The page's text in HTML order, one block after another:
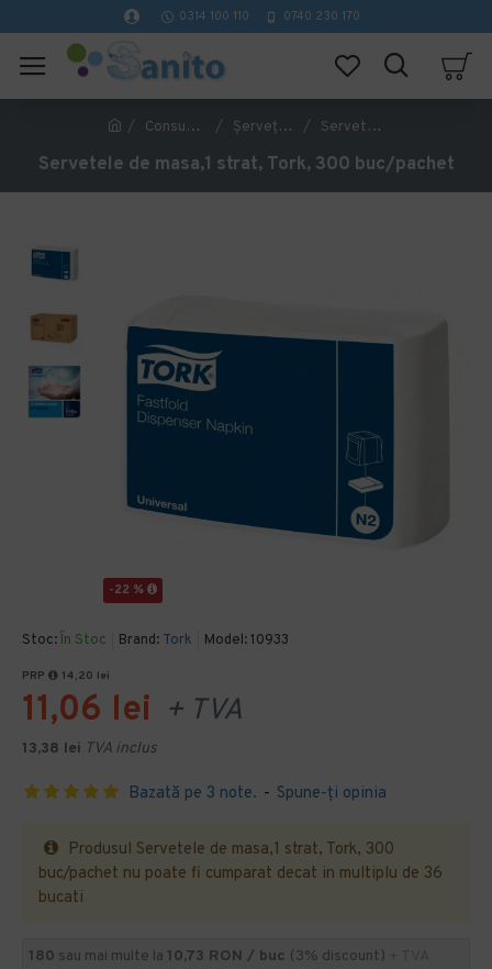
0314 100 110 0740 230 170
Consumabile hartie Șervețele de Masă Servetele de masa,1 strat, Tork, 300 buc/pachet
Servetele de masa,1 strat, Tork, 300 buc/pachet
-22 %
Stoc: În Stoc Brand: Tork Model:10933
Bazată pe 3 note. - Spune-ţi opinia
PRP 14,20 lei
11,06 lei + TVA
13,38 lei TVA inclus
Produsul Servetele de masa,1 strat, Tork, 300
buc/pachet nu poate fi cumparat decat in multiplu de 36
bucati
180 sau mai multe la 10,73 RON / buc (3% discount)